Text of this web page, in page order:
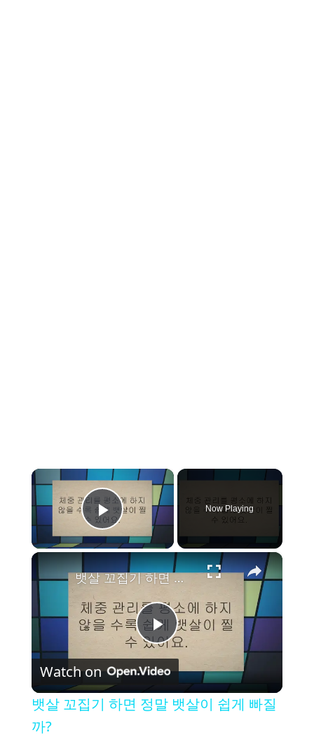
×
Play Video
Now Playing
×
P
뱃살 꼬집기 하면 정말 뱃살이 쉽게 빠질까?
Watch on
뱃살 꼬집기 하면 정말 뱃살이 쉽게 빠질
까?